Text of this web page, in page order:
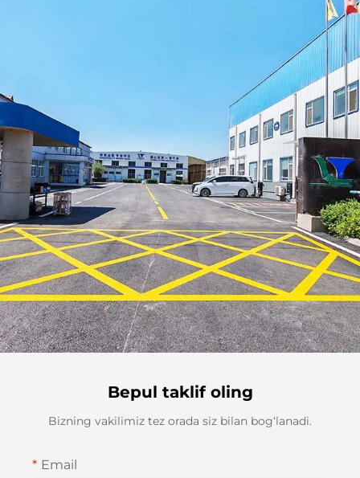
Bepul taklif oling
Bizning vakilimiz tez orada siz bilan bog‘lanadi.
Email